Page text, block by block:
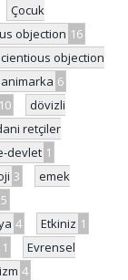
Çocuk
objection 16
objection
6
10
dövizli
retçiler
devlet 1
3
emek
5
4 Etkiniz 1
1
Evrensel
4